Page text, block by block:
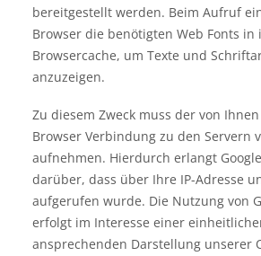
bereitgestellt werden. Beim Aufruf
Browser die benötigten Web Fonts in
Browsercache, um Texte und
anzuzeigen.
Zu diesem Zweck muss der von
Browser Verbindung zu den Servern
aufnehmen. Hierdurch erlangt
darüber, dass über Ihre IP-Adresse
aufgerufen wurde. Die Nutzung von
erfolgt im Interesse einer
ansprechenden Darstellung unserer